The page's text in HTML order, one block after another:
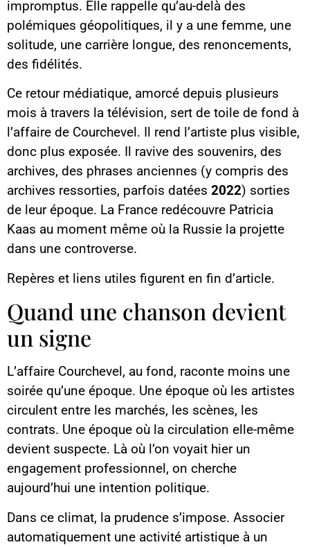
impromptus. Elle rappelle qu’au-delà des
polémiques géopolitiques, il y a une femme, une
solitude, une carrière longue, des renoncements,
des fidélités.
Ce retour médiatique, amorcé depuis plusieurs
mois à travers la télévision, sert de toile de fond à
l’affaire de Courchevel. Il rend l’artiste plus visible,
donc plus exposée. Il ravive des souvenirs, des
archives, des phrases anciennes (y compris des
archives ressorties, parfois datées 2022) sorties
de leur époque. La France redécouvre Patricia
Kaas au moment même où la Russie la projette
dans une controverse.
Repères et liens utiles figurent en fin d’article.
Quand une chanson devient
un signe
L’affaire Courchevel, au fond, raconte moins une
soirée qu’une époque. Une époque où les artistes
circulent entre les marchés, les scènes, les
contrats. Une époque où la circulation elle-même
devient suspecte. Là où l’on voyait hier un
engagement professionnel, on cherche
aujourd’hui une intention politique.
Dans ce climat, la prudence s’impose. Associer
automatiquement une activité artistique à un